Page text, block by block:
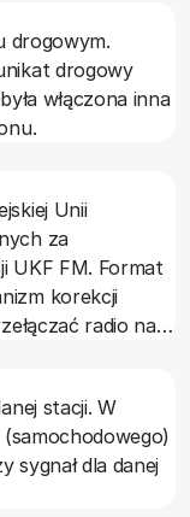
drogowym.
drogowy
włączona inna
Unii
za
UKF FM. Format
korekcji
radio na
specjalnie
stacji. W
sygnał dla danej